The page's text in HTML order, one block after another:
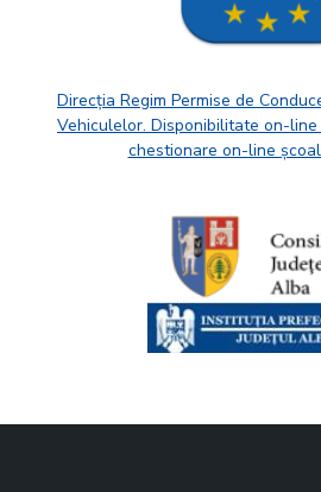
Direcția Regim Permise de
Vehiculelor. Disponibilitate on-
chestionare on-line